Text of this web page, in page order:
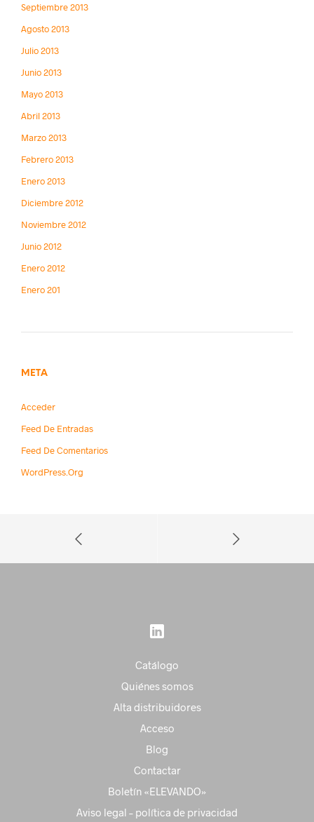
Septiembre 2013
Agosto 2013
Julio 2013
Junio 2013
Mayo 2013
Abril 2013
Marzo 2013
Febrero 2013
Enero 2013
Diciembre 2012
Noviembre 2012
Junio 2012
Enero 2012
Enero 201
META
Acceder
Feed De Entradas
Feed De Comentarios
WordPress.org
Catálogo
Quiénes somos
Alta distribuidores
Acceso
Blog
Contactar
Boletín «ELEVANDO»
Aviso legal – política de privacidad